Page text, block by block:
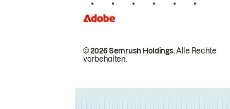
© 2026 Semrush Holdings.Alle Rechte
vorbehalten.